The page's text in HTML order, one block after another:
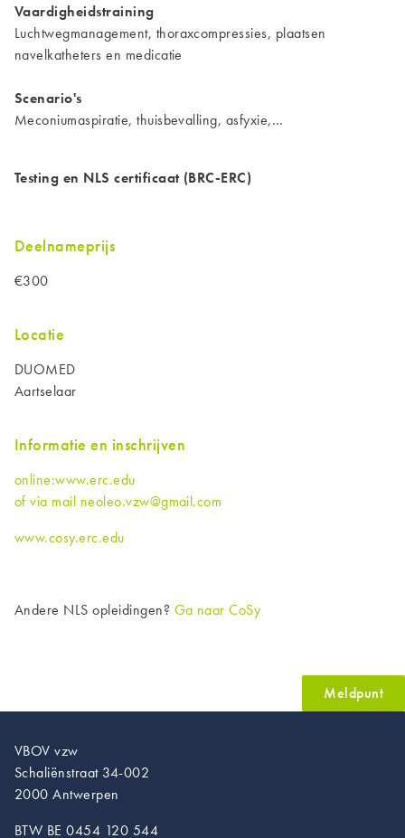
Vaardigheidstraining
Luchtwegmanagement, thoraxcompressies, plaatsen
navelkatheters en medicatie
Scenario's
Meconiumaspiratie, thuisbevalling, asfyxie,…
Testing en NLS certificaat (BRC-ERC)
Deelnameprijs
€300
Locatie
DUOMED
Aartselaar
Informatie en inschrijven
online:www.erc.edu
of via mail neoleo.vzw@gmail.com
www.cosy.erc.edu
Andere NLS opleidingen? Ga naar CoSy
Meldpunt
VBOV vzw
Schaliënstraat 34-002
2000 Antwerpen
BTW BE 0454 120 544